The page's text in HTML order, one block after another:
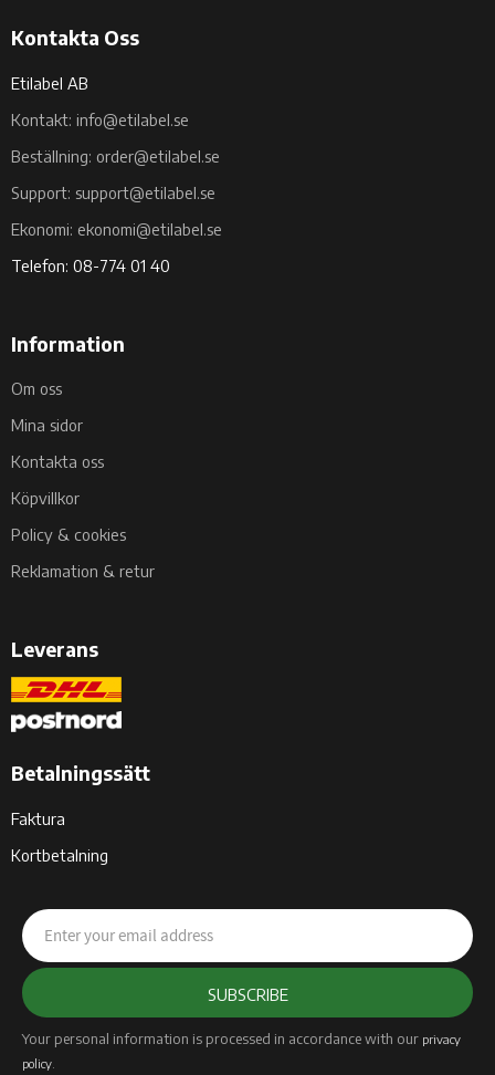
Kontakta Oss
Etilabel AB
Kontakt: info@etilabel.se
Beställning: order@etilabel.se
Support: support@etilabel.se
Ekonomi: ekonomi@etilabel.se
Telefon: 08-774 01 40
Information
Om oss
Mina sidor
Kontakta oss
Köpvillkor
Policy & cookies
Reklamation & retur
Leverans
Betalningssätt
Faktura
Kortbetalning
SUBSCRIBE
Your personal information is processed in accordance with our privacy
policy